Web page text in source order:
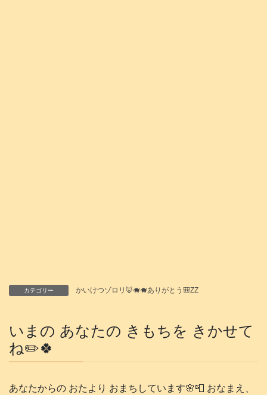
カテゴリー かいけつゾロリ🦊🐗🐗ありがとう🎒ZZ
いまの あなたの きもちを きかせて
ね✏️🍀
あなたからの おたより おまちしています🌸📮 おなまえ、